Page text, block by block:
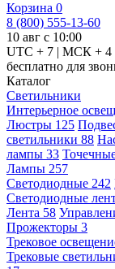
Корзина 0
8 (800) 555-13-60
10 авг с 10:00
UTC + 7 | МСК + 4
бесплатно для
Каталог
Светильники
Интерьерное
Люстры 125
светильники 88
лампы 33
Лампы 257
Светодиодные 242
Светодиодные
Лента 58
Прожекторы 3
Трековое
Трековые